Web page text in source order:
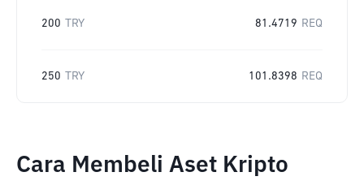
200 TRY 81.4719 REQ
250 TRY 101.8398 REQ
Cara Membeli Aset Kripto